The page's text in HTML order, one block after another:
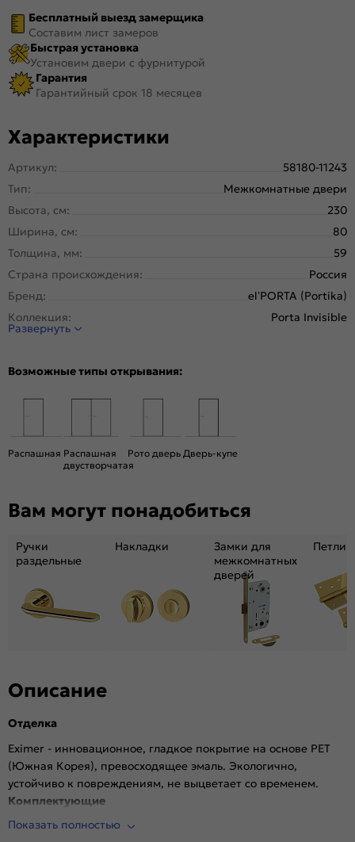
Бесплатный выезд замерщика
Составим лист замеров
Быстрая установка
Установим двери с фурнитурой
Гарантия
Гарантийный срок 18 месяцев
Характеристики
Артикул:
58180-11243
Тип:
Межкомнатные двери
Высота, см:
230
Ширина, см:
80
Толщина, мм:
59
Страна происхождения:
Россия
Бренд:
el’PORTA (Portika)
Коллекция:
Porta Invisible
Стиль:
Конструкция двери:
Вес, кг:
Тип коробки:
INVISIBLE
Алюминиевая черная матовая
Поверхность:
Гладкая, матовая
Возможность покраски:
Нет
Степень влагостойкости:
Фрезеровка под замок:
Фрезеровка под петли:
Да (3 скрытые петли AGB)
Износостойкость:
Пропускает свет:
Подходит под двухстворчатый проём:
Гарантия (лет):
Развернуть
Возможные типы открывания:
Распашная Распашная
двустворчатая
Рото дверь Дверь-купе
Вам могут понадобиться
Ручки
раздельные
Накладки
Замки для
межкомнатных
дверей
Петли
Описание
Отделка
Eximer - инновационное, гладкое покрытие на основе PET
(Южная Корея), превосходящее эмаль. Экологично,
устойчиво к повреждениям, не выцветает со временем.
Комплектующие
Врезана магнитная защелка AGB, выполнена фрезеровка
Показать полностью